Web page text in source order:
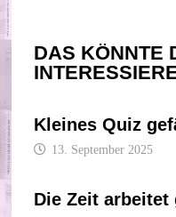
DAS KÖNNTE
Kleines Quiz
13. September 2025
Die Zeit arbeitet